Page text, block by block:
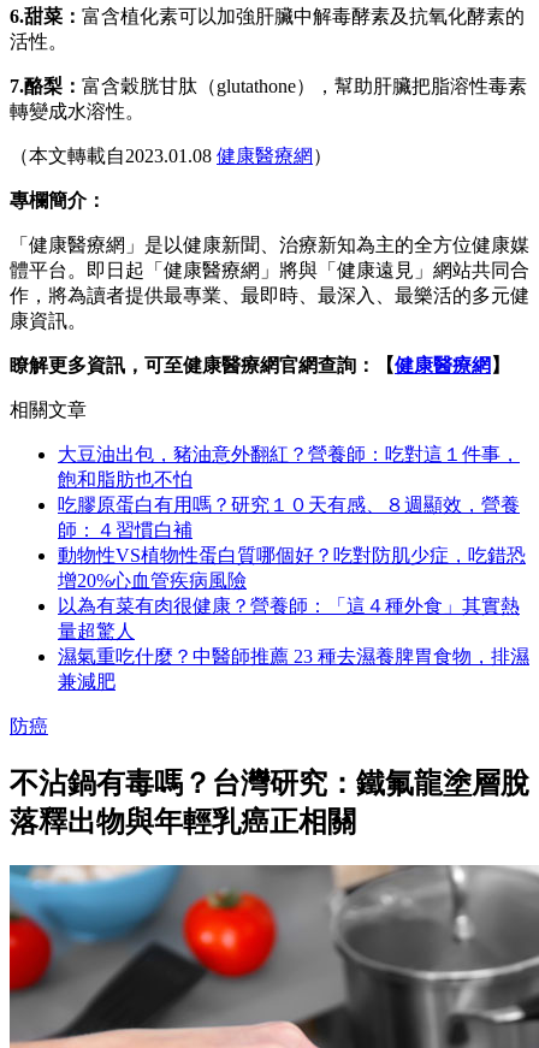
6.甜菜： 富含植化素可以加強肝臟中解毒酵素及抗氧化酵素的
活性。
7.酪梨： 富含穀胱甘肽（glutathone），幫助肝臟把脂溶性毒素
轉變成水溶性。
（本文轉載自2023.01.08 健康醫療網 ）
專欄簡介：
「健康醫療網」是以健康新聞、治療新知為主的全方位健康媒
體平台。即日起「健康醫療網」將與「健康遠見」網站共同合
作，將為讀者提供最專業、最即時、最深入、最樂活的多元健
康資訊。
瞭解更多資訊，可至健康醫療網官網查詢：【健康醫療網 】
相關文章
大豆油出包，豬油意外翻紅？營養師：吃對這１件事，
飽和脂肪也不怕
吃膠原蛋白有用嗎？研究１０天有感、８週顯效，營養
師：４習慣白補
動物性VS植物性蛋白質哪個好？吃對防肌少症，吃錯恐
增20%心血管疾病風險
以為有菜有肉很健康？營養師：「這４種外食」其實熱
量超驚人
濕氣重吃什麼？中醫師推薦 23 種去濕養脾胃食物，排濕
兼減肥
防癌
不沾鍋有毒嗎？台灣研究：鐵氟龍塗層脫
落釋出物與年輕乳癌正相關